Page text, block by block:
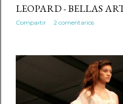
LEOPARD - BELLAS
Compartir 2 comentarios